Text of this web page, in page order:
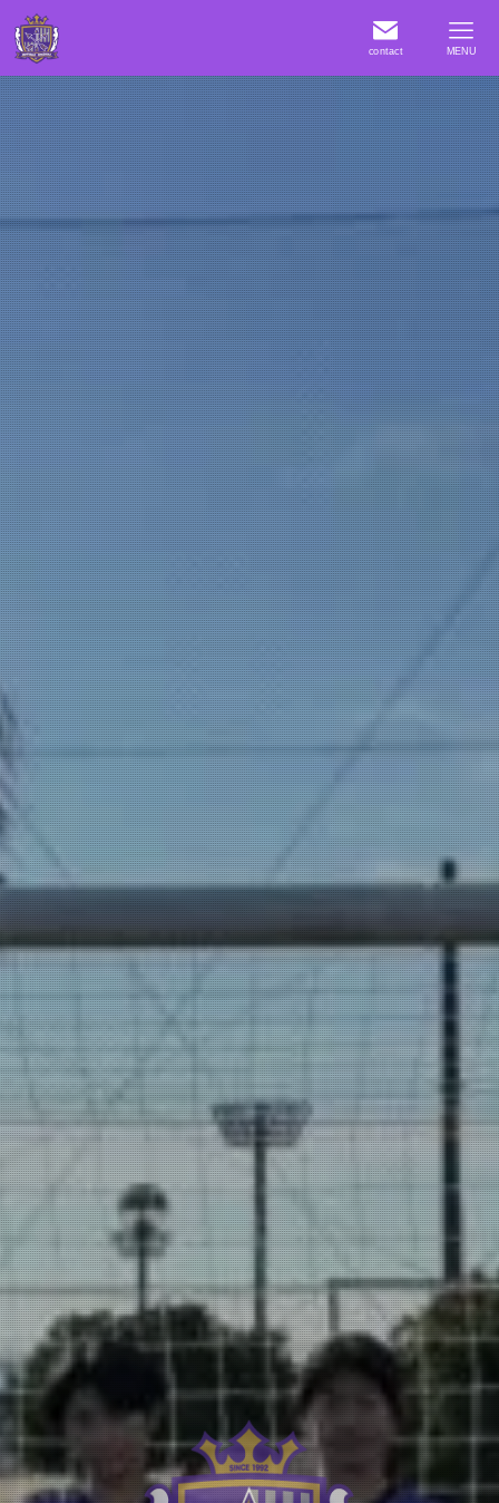
contact MENU